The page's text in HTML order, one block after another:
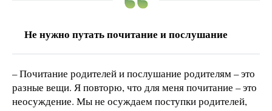
Не нужно путать почитание и послушание
– Почитание родителей и послушание родителям – это
разные вещи. Я повторю, что для меня почитание – это
неосуждение. Мы не осуждаем поступки родителей,